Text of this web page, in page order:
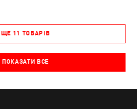
ЩЕ 11 ТОВАРІВ
ПОКАЗАТИ ВСЕ